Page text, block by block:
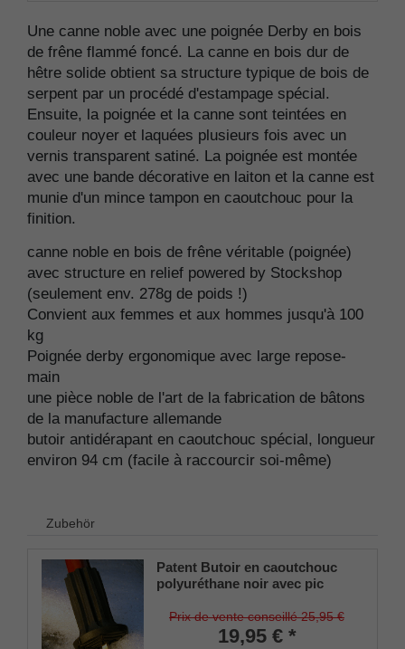
Une canne noble avec une poignée Derby en bois
de frêne flammé foncé. La canne en bois dur de
hêtre solide obtient sa structure typique de bois de
serpent par un procédé d'estampage spécial.
Ensuite, la poignée et la canne sont teintées en
couleur noyer et laquées plusieurs fois avec un
vernis transparent satiné. La poignée est montée
avec une bande décorative en laiton et la canne est
munie d'un mince tampon en caoutchouc pour la
finition.
canne noble en bois de frêne véritable (poignée)
avec structure en relief powered by Stockshop
(seulement env. 278g de poids !)
Convient aux femmes et aux hommes jusqu'à 100
kg
Poignée derby ergonomique avec large repose-
main
une pièce noble de l'art de la fabrication de bâtons
de la manufacture allemande
butoir antidérapant en caoutchouc spécial, longueur
environ 94 cm (facile à raccourcir soi-même)
Zubehör
Patent Butoir en caoutchouc
polyuréthane noir avec pic
et en métal, tige flexible pour
diamètres d'environ 17-22 mm
Prix de vente conseillé 25,95 €
19,95 € *